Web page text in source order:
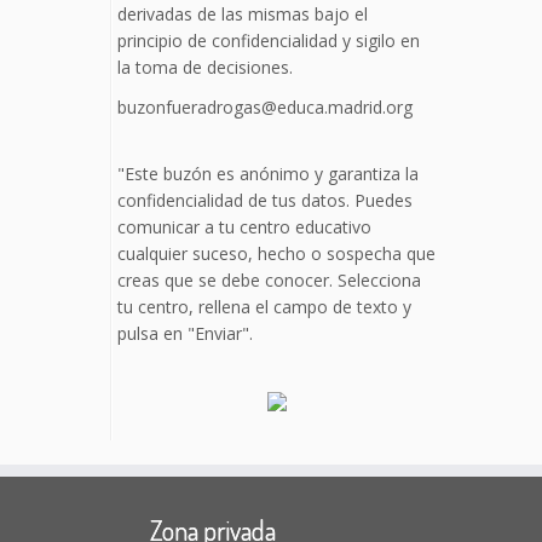
derivadas de las mismas bajo el
principio de confidencialidad y sigilo en
la toma de decisiones.
buzonfueradrogas@educa.madrid.org
"Este buzón es anónimo y garantiza la
confidencialidad de tus datos. Puedes
comunicar a tu centro educativo
cualquier suceso, hecho o sospecha que
creas que se debe conocer. Selecciona
tu centro, rellena el campo de texto y
pulsa en "Enviar".
Zona privada